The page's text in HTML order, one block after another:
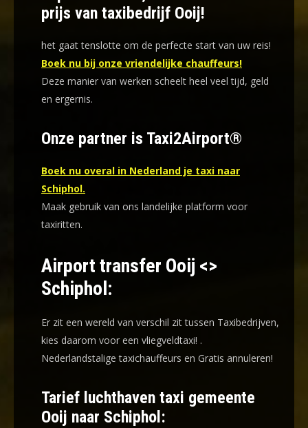
prijs van taxibedrijf Ooij!
het gaat tenslotte om de perfecte start van uw reis!
Boek nu bij onze vriendelijke chauffeurs!
Deze manier van werken scheelt heel veel tijd, geld
en ergernis.
Onze partner is Taxi2Airport®
Boek nu overal in Nederland je taxi naar
Schiphol.
Maak gebruik van ons landelijke platform voor
taxiritten.
Airport transfer Ooij <>
Schiphol:
Er zit een wereld van verschil zit tussen Taxibedrijven,
kies daarom voor een vliegveldtaxi! .
Nederlandstalige taxichauffeurs en Gratis annuleren!
Tarief luchthaven taxi gemeente
Ooij naar Schiphol: